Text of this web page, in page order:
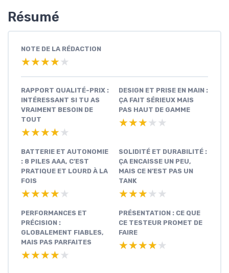
Résumé
NOTE DE LA RÉDACTION
★★★★★
★★★★★
RAPPORT QUALITÉ-PRIX :
INTÉRESSANT SI TU AS
VRAIMENT BESOIN DE
TOUT
★★★★★
★★★★★
DESIGN ET PRISE EN MAIN :
ÇA FAIT SÉRIEUX MAIS
PAS HAUT DE GAMME
★★★★★
★★★★★
BATTERIE ET AUTONOMIE
: 8 PILES AAA, C’EST
PRATIQUE ET LOURD À LA
FOIS
★★★★★
★★★★★
SOLIDITÉ ET DURABILITÉ :
ÇA ENCAISSE UN PEU,
MAIS CE N’EST PAS UN
TANK
★★★★★
★★★★★
PERFORMANCES ET
PRÉCISION :
GLOBALEMENT FIABLES,
MAIS PAS PARFAITES
★★★★★
★★★★★
PRÉSENTATION : CE QUE
CE TESTEUR PROMET DE
FAIRE
★★★★★
★★★★★